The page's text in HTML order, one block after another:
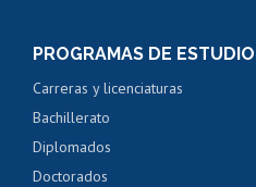
PROGRAMAS DE ESTUDIO
Carreras y licenciaturas
Bachillerato
Diplomados
Doctorados